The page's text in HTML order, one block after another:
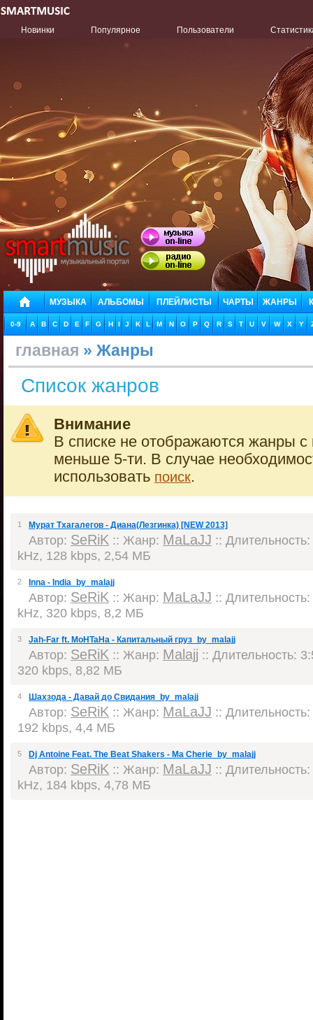
Новинки Популярное Пользователи
МУЗЫКА АЛЬБОМЫ ПЛЕЙЛИСТЫ ЧАРТЫ ЖАНРЫ
0-9 A B C D E F G H I J K L M N O P Q R S T U V W X Y
главная » Жанры
Список жанров
Внимание
В списке не отображаются жанры с
меньше 5-ти. В случае
использовать поиск.
1 Мурат Тхагалегов - Диана(Лезгинка) [NEW 2013]
Автор: SeRiK :: Жанр: MaLaJJ ::
kHz, 128 kbps, 2,54 МБ
2 Inna - India_by_malajj
Автор: SeRiK :: Жанр: MaLaJJ ::
kHz, 320 kbps, 8,2 МБ
3 Jah-Far ft. MoHTaHa - Капитальный груз_by_malajj
Автор: SeRiK :: Жанр: Malajj :: Длительность:
320 kbps, 8,82 МБ
4 Шахзода - Давай до Свидания_by_malajj
Автор: SeRiK :: Жанр: MaLaJJ ::
192 kbps, 4,4 МБ
5 Dj Antoine Feat. The Beat Shakers - Ma Cherie_by_malajj
Автор: SeRiK :: Жанр: MaLaJJ ::
kHz, 184 kbps, 4,78 МБ